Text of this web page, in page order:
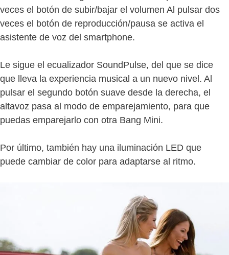
veces el botón de subir/bajar el volumen Al pulsar dos
veces el botón de reproducción/pausa se activa el
asistente de voz del smartphone.
Le sigue el ecualizador SoundPulse, del que se dice
que lleva la experiencia musical a un nuevo nivel. Al
pulsar el segundo botón suave desde la derecha, el
altavoz pasa al modo de emparejamiento, para que
puedas emparejarlo con otra Bang Mini.
Por último, también hay una iluminación LED que
puede cambiar de color para adaptarse al ritmo.